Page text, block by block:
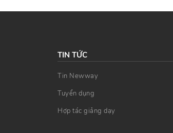
TIN TỨC
Tin Newway
Tuyển dụng
Hợp tác giảng dạy